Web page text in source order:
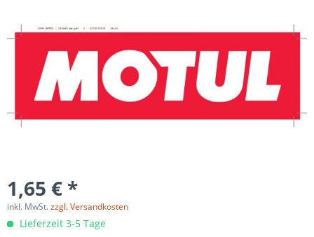
1,65 € *
inkl. MwSt.zzgl. Versandkosten
Lieferzeit 3-5 Tage